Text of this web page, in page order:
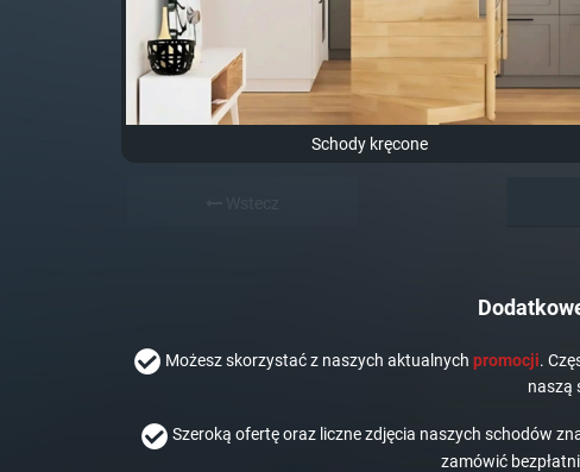
Schody kręcone
Możesz skorzystać z naszych aktualnych promocji.
naszą
Szeroką ofertę oraz liczne zdjęcia naszych schodów
zamówić